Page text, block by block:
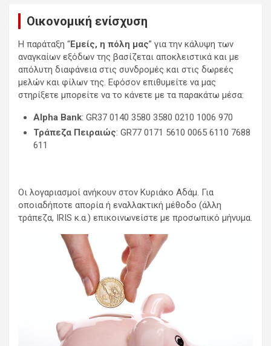
Οικονομική ενίσχυση
Η παράταξη “Εμείς, η πόλη μας” για την κάλυψη των
αναγκαίων εξόδων της βασίζεται αποκλειστικά και με
απόλυτη διαφάνεια στις συνδρομές και στις δωρεές
μελών και φίλων της. Εφόσον επιθυμείτε να μας
στηρίξετε μπορείτε να το κάνετε με τα παρακάτω μέσα:
Alpha Bank: GR37 0140 3580 3580 0210 1006 970
Τράπεζα Πειραιώς: GR77 0171 5610 0065 6110 7688
611
Οι λογαριασμοί ανήκουν στον Κυριάκο Αδάμ. Για
οποιαδήποτε απορία ή εναλλακτική μέθοδο (άλλη
τράπεζα, IRIS κ.α.) επικοινωνείστε με προσωπικό μήνυμα.